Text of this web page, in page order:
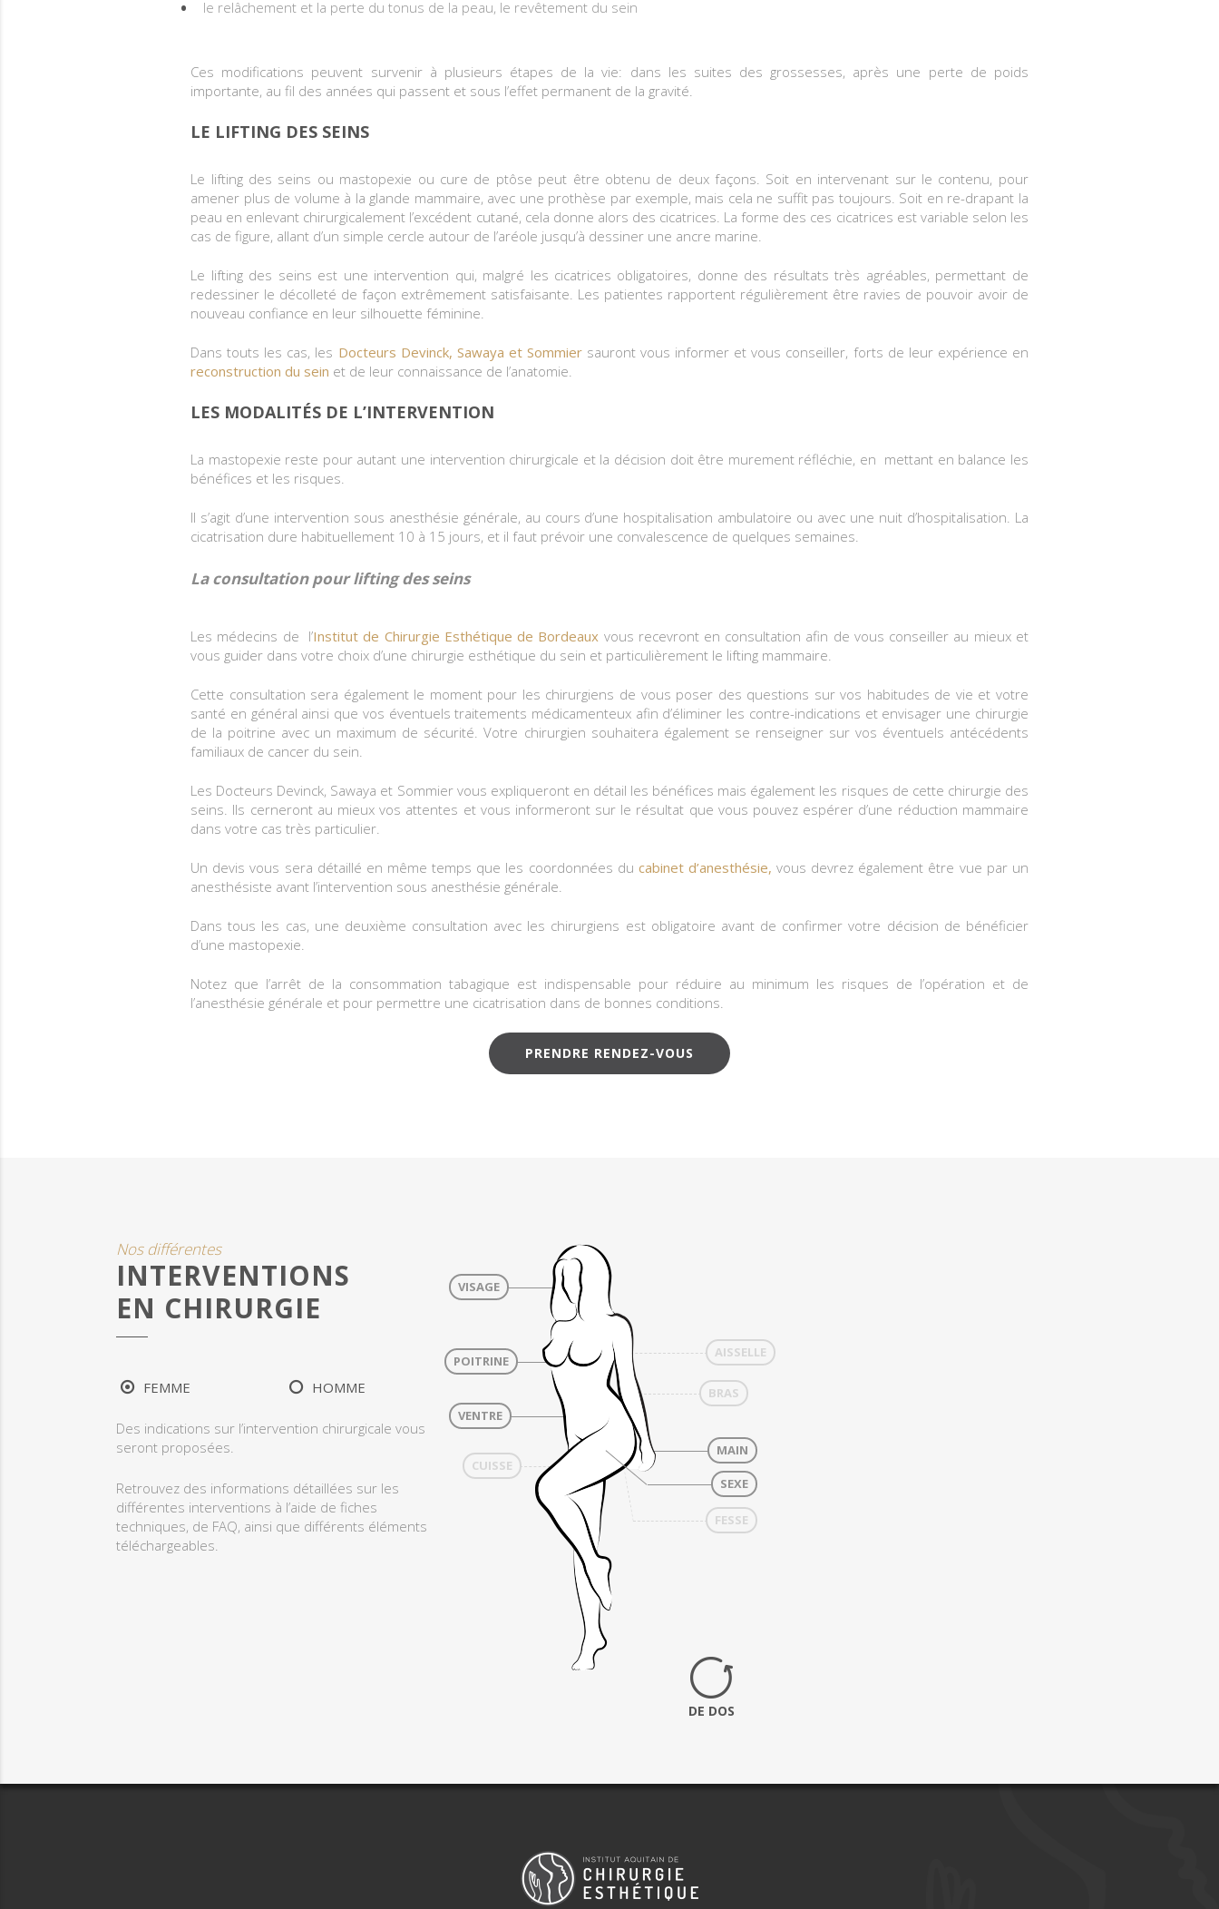
le relâchement et la perte du tonus de la peau, le revêtement du sein
Ces modifications peuvent survenir à plusieurs étapes de la vie: dans les suites des grossesses, après une perte de poids
importante, au fil des années qui passent et sous l’effet permanent de la gravité.
LE LIFTING DES SEINS
Le lifting des seins ou mastopexie ou cure de ptôse peut être obtenu de deux façons. Soit en intervenant sur le contenu, pour
amener plus de volume à la glande mammaire, avec une prothèse par exemple, mais cela ne suffit pas toujours. Soit en re-drapant la
peau en enlevant chirurgicalement l’excédent cutané, cela donne alors des cicatrices. La forme des ces cicatrices est variable selon les
cas de figure, allant d’un simple cercle autour de l’aréole jusqu’à dessiner une ancre marine.
Le lifting des seins est une intervention qui, malgré les cicatrices obligatoires, donne des résultats très agréables, permettant de
redessiner le décolleté de façon extrêmement satisfaisante. Les patientes rapportent régulièrement être ravies de pouvoir avoir de
nouveau confiance en leur silhouette féminine.
Dans touts les cas, les Docteurs Devinck, Sawaya et Sommiersauront vous informer et vous conseiller, forts de leur expérience en
reconstruction du sein et de leur connaissance de l’anatomie.
LES MODALITÉS DE L’INTERVENTION
La mastopexie reste pour autant une intervention chirurgicale et la décision doit être murement réfléchie, en mettant en balance les
bénéfices et les risques.
Il s’agit d’une intervention sous anesthésie générale, au cours d’une hospitalisation ambulatoire ou avec une nuit d’hospitalisation. La
cicatrisation dure habituellement 10 à 15 jours, et il faut prévoir une convalescence de quelques semaines.
La consultation pour lifting des seins
Les médecins de l’Institut de Chirurgie Esthétique de Bordeaux vous recevront en consultation afin de vous conseiller au mieux et
vous guider dans votre choix d’une chirurgie esthétique du sein et particulièrement le lifting mammaire.
Cette consultation sera également le moment pour les chirurgiens de vous poser des questions sur vos habitudes de vie et votre
santé en général ainsi que vos éventuels traitements médicamenteux afin d’éliminer les contre-indications et envisager une chirurgie
de la poitrine avec un maximum de sécurité. Votre chirurgien souhaitera également se renseigner sur vos éventuels antécédents
familiaux de cancer du sein.
Les Docteurs Devinck, Sawaya et Sommier vous expliqueront en détail les bénéfices mais également les risques de cette chirurgie des
seins. Ils cerneront au mieux vos attentes et vous informeront sur le résultat que vous pouvez espérer d’une réduction mammaire
dans votre cas très particulier.
Un devis vous sera détaillé en même temps que les coordonnées du cabinet d’anesthésie, vous devrez également être vue par un
anesthésiste avant l’intervention sous anesthésie générale.
Dans tous les cas, une deuxième consultation avec les chirurgiens est obligatoire avant de confirmer votre décision de bénéficier
d’une mastopexie.
Notez que l’arrêt de la consommation tabagique est indispensable pour réduire au minimum les risques de l’opération et de
l’anesthésie générale et pour permettre une cicatrisation dans de bonnes conditions.
PRENDRE RENDEZ-VOUS
Nos différentes
INTERVENTIONS
EN CHIRURGIE
Des indications sur l’intervention chirurgicale vous
seront proposées.
Retrouvez des informations détaillées sur les
différentes interventions à l’aide de fiches
techniques, de FAQ, ainsi que différents éléments
téléchargeables.
FEMME HOMME
VISAGE
POITRINE
VENTRE
SEXE
MAIN
AISSELLE
BRAS
CUISSE
FESSE
DE DOS